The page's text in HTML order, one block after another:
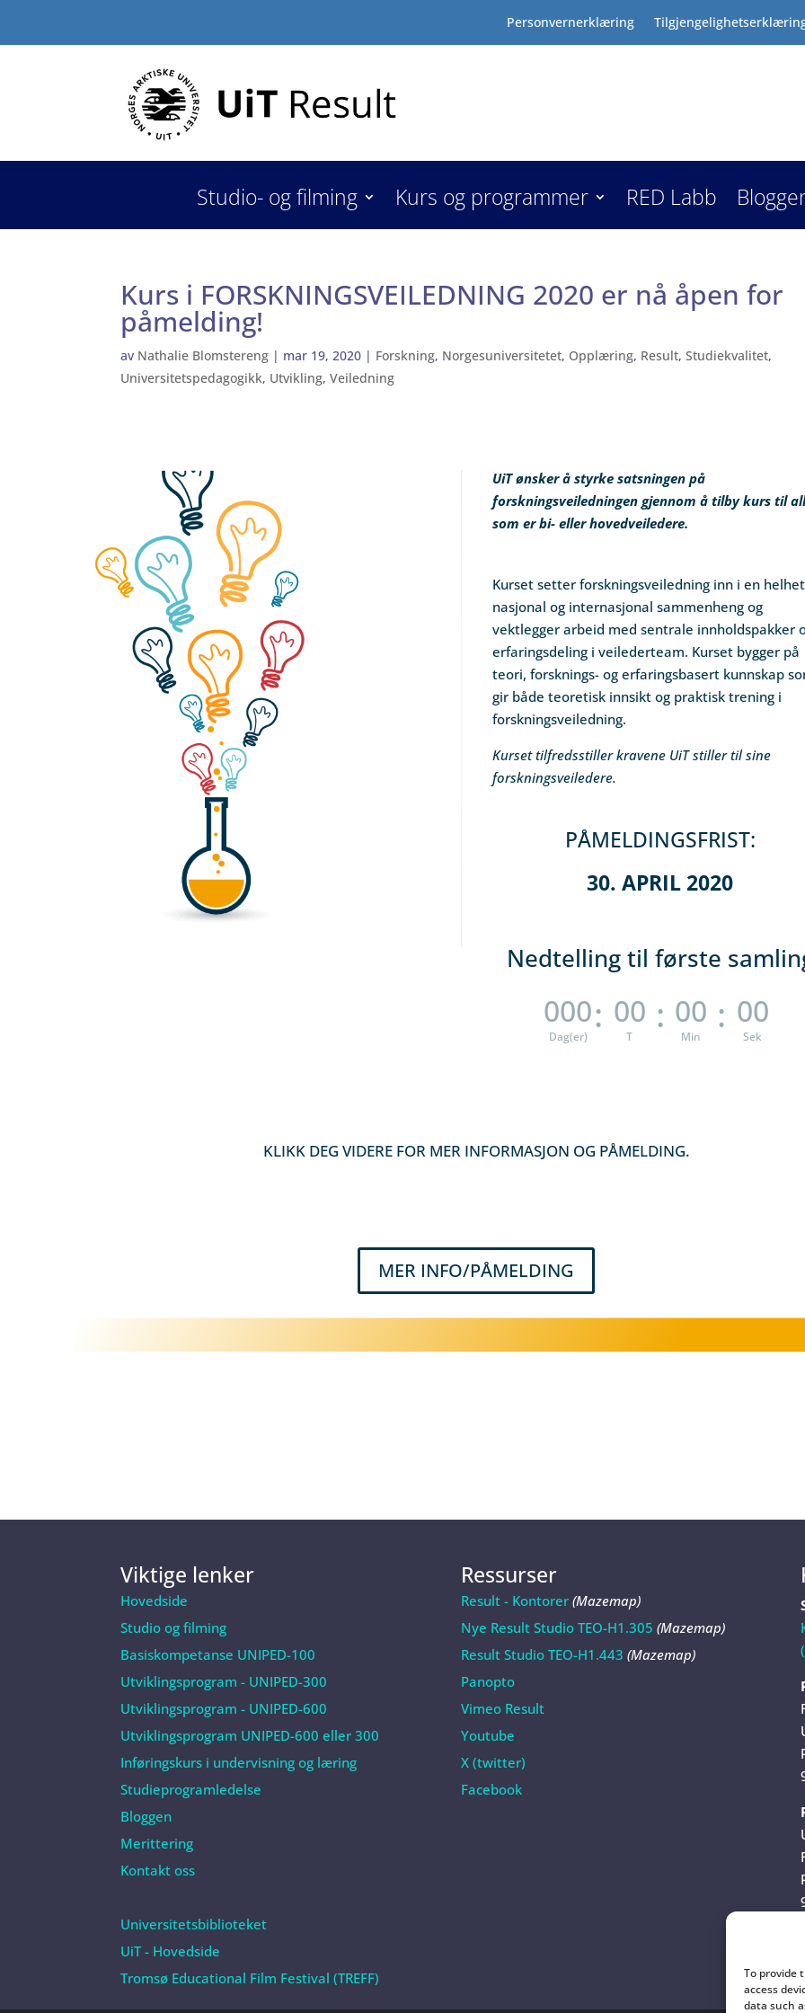
To provide
access
data such
Personvernerklæring
Studio- og filming Kurs og programmer RED Labb
Kurs i FORSKNINGSVEILEDNING 2020 er nå åpen for
påmelding!
av Nathalie Blomstereng | mar 19, 2020 | Forskning, Norgesuniversitetet, Opplæring, Result,Studiekvalitet,
Universitetspedagogikk, Utvikling,Veiledning
UiT ønsker å styrke satsningen på
forskningsveiledningen gjennom å tilby kurs til
som er bi- eller hovedveiledere.
Kurset setter forskningsveiledning inn i en
nasjonal og internasjonal sammenheng og
vektlegger arbeid med sentrale innholdspakker
erfaringsdeling i veilederteam. Kurset bygger på
teori, forsknings- og erfaringsbasert kunnskap
gir både teoretisk innsikt og praktisk trening i
forskningsveiledning.
Kurset tilfredsstiller kravene UiT stiller til sine
forskningsveiledere.
PÅMELDINGSFRIST:
30. APRIL 2020
Nedtelling til første
000
Dag(er) : 00
T : 00
Min : 00
Sek
KLIKK DEG VIDERE FOR MER INFORMASJON OG PÅMELDING.
MER INFO/PÅMELDING
Viktige lenker
Hovedside
Studio og filming
Basiskompetanse UNIPED-100
Utviklingsprogram - UNIPED-300
Utviklingsprogram - UNIPED-600
Utviklingsprogram UNIPED-600 eller 300
Inføringskurs i undervisning og læring
Studieprogramledelse
Bloggen
Merittering
Kontakt oss
Universitetsbiblioteket
UiT - Hovedside
Tromsø Educational Film Festival (TREFF)
Ressurser
Result - Kontorer(Mazemap)
Nye Result Studio TEO-H1.305 (Mazemap)
Result Studio TEO-H1.443 (Mazemap)
Panopto
Vimeo Result
Youtube
X (twitter)
Facebook